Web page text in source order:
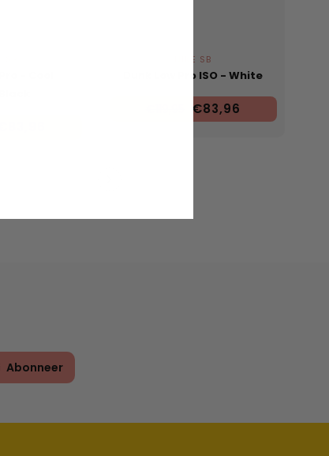
NIKE SB
Dunk Low Pro ISO - White
€83,96
Abonneer